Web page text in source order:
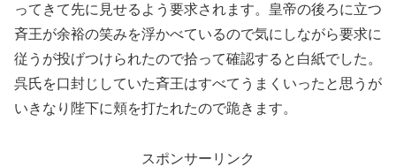
ってきて先に見せるよう要求されます。皇帝の後ろに立つ
斉王が余裕の笑みを浮かべているので気にしながら要求に
従うが投げつけられたので拾って確認すると白紙でした。
呉氏を口封じしていた斉王はすべてうまくいったと思うが
いきなり陛下に頬を打たれたので跪きます。
スポンサーリンク